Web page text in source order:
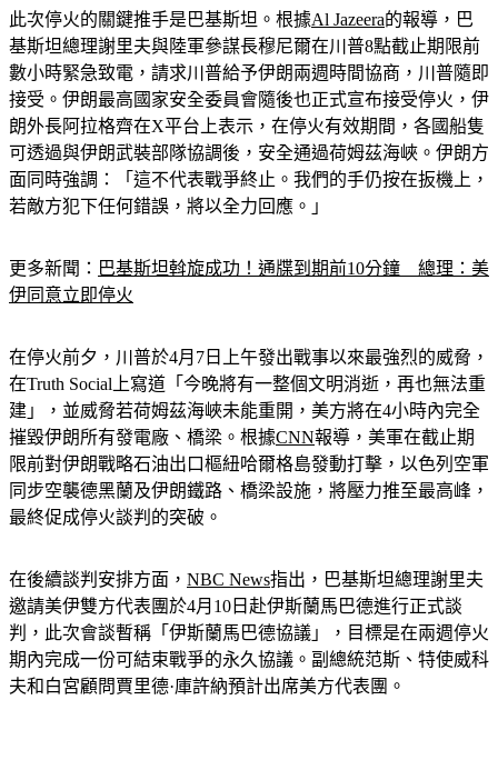
此次停火的關鍵推手是巴基斯坦。根據Al Jazeera的報導，巴
基斯坦總理謝里夫與陸軍參謀長穆尼爾在川普8點截止期限前
數小時緊急致電，請求川普給予伊朗兩週時間協商，川普隨即
接受。伊朗最高國家安全委員會隨後也正式宣布接受停火，伊
朗外長阿拉格齊在X平台上表示，在停火有效期間，各國船隻
可透過與伊朗武裝部隊協調後，安全通過荷姆茲海峽。伊朗方
面同時強調：「這不代表戰爭終止。我們的手仍按在扳機上，
更多新聞：巴基斯坦斡旋成功！通牒到期前10分鐘　總理：美
在停火前夕，川普於4月7日上午發出戰事以來最強烈的威脅，
在Truth Social上寫道「今晚將有一整個文明消逝，再也無法重
建」，並威脅若荷姆茲海峽未能重開，美方將在4小時內完全
摧毀伊朗所有發電廠、橋梁。根據CNN報導，美軍在截止期
限前對伊朗戰略石油出口樞紐哈爾格島發動打擊，以色列空軍
同步空襲德黑蘭及伊朗鐵路、橋梁設施，將壓力推至最高峰，
在後續談判安排方面，NBC News指出，巴基斯坦總理謝里夫
邀請美伊雙方代表團於4月10日赴伊斯蘭馬巴德進行正式談
判，此次會談暫稱「伊斯蘭馬巴德協議」，目標是在兩週停火
期內完成一份可結束戰爭的永久協議。副總統范斯、特使威科